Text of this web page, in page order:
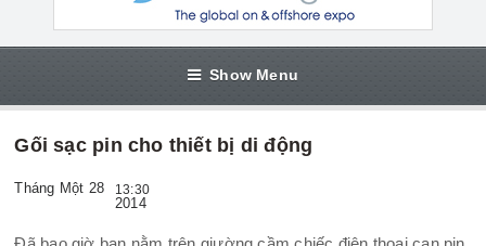
Show Menu
Gối sạc pin cho thiết bị di động
Tháng Một 28 13:30
2014